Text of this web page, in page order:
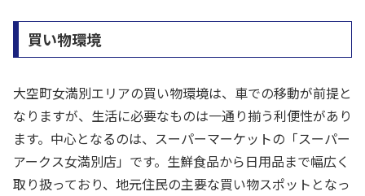
買い物環境
大空町女満別エリアの買い物環境は、車での移動が前提と
なりますが、生活に必要なものは一通り揃う利便性があり
ます。中心となるのは、スーパーマーケットの「スーパー
アークス女満別店」です。生鮮食品から日用品まで幅広く
取り扱っており、地元住民の主要な買い物スポットとなっ